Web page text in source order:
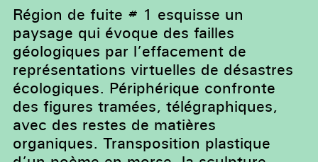
Région de fuite # 1 esquisse un
paysage qui évoque des failles
géologiques par l’effacement de
représentations virtuelles de désastres
écologiques. Périphérique confronte
des figures tramées, télégraphiques,
avec des restes de matières
organiques. Transposition plastique